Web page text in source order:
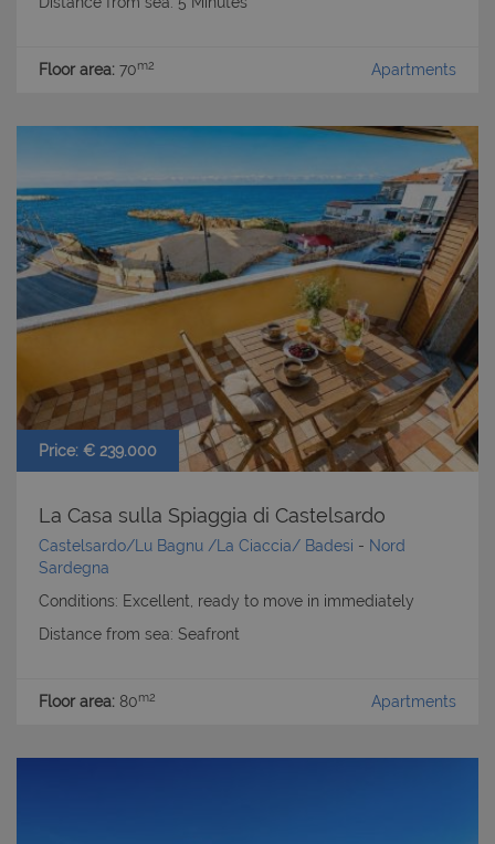
Floor area: 70m2 Apartments
Price: € 239.000
La Casa sulla Spiaggia di Castelsardo
Castelsardo/Lu Bagnu /La Ciaccia/ Badesi - Nord
Sardegna
Conditions: Excellent, ready to move in immediately
Distance from sea: Seafront
Floor area: 80m2 Apartments